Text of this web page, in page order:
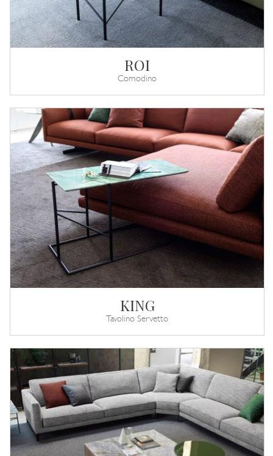
ROI
Comodino
KING
Tavolino Servetto